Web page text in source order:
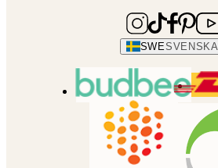
SWESVENSKA